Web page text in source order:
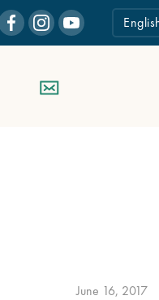
June 16, 2017